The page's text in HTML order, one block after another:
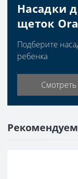
Насадки
щеток
Подберите
ребенка
Смотреть
Рекомендуем